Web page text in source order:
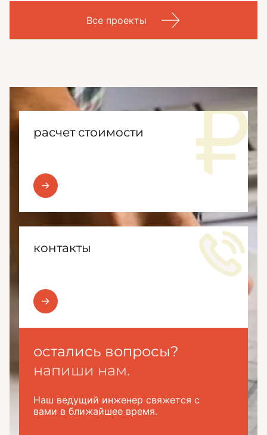
Все проекты
расчет стоимости
контакты
остались вопросы?
напиши нам.
Наш ведущий инженер свяжется с
вами в ближайшее время.